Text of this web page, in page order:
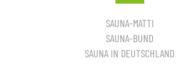
SAUNA-MATTI
SAUNA-BUND
SAUNA IN DEUTSCHLAND